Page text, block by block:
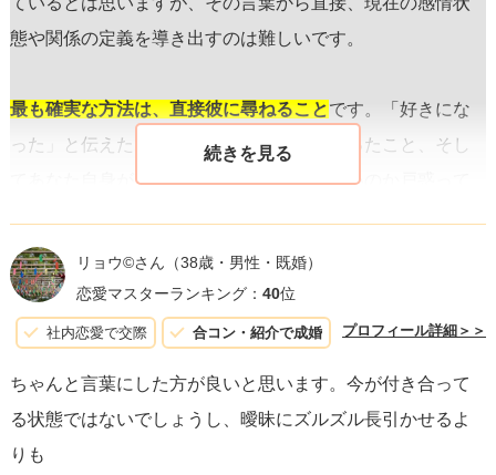
態や関係の定義を導き出すのは難しいです。
最も確実な方法は、直接彼に尋ねることです。「好きにな
った」と伝えたあとの彼の反応が曖昧であったこと、そし
てあなた自身がこの関係をどう定義していいのか戸惑って
どういう関係なの？」というシンプルな問いを投げかける
ことで、お互いの立ち位置を確認することが大切です。こ
の時、感情を傷つけないよう配慮しつつも、自分の感情や
す。
恋愛では、双方が同じペースで感情を育てていくことは難
リョウ©️さん （38歳・男性・既婚）
恋愛マスターランキング： 40位
社内恋愛で交際 合コン・紹介で成婚 プロフィール詳細＞＞
ちゃんと言葉にした方が良いと思います。今が付き合って
る状態ではないでしょうし、曖昧にズルズル長引かせるよ
りも